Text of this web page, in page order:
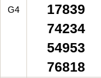
G4
17839
74234
54953
76818